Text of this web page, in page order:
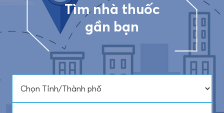
Tìm nhà thuốc
gần bạn